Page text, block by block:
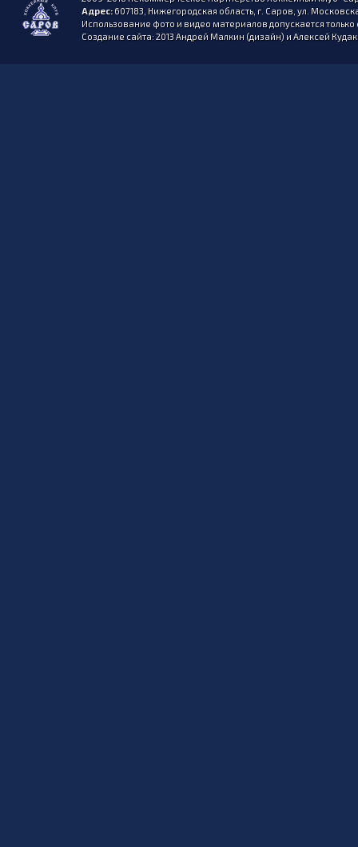
Адрес:607183, Нижегородская область, г. Саров, ул.
Использование фото и видео материалов допускается
Создание сайта: 2013 Андрей Малкин (дизайн) и Алексей